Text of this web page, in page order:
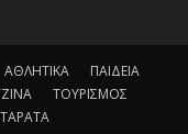
ΑΘΛΗΤΙΚΑ
ΠΑΙΔΕΙΑ
ΤΟΥΡΙΣΜΟΣ